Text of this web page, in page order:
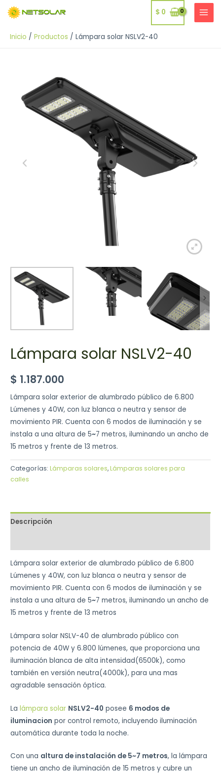
contenido
$ 0
MAIN
Inicio Productos Lámpara solar NSLV2-40
Lámpara solar NSLV2-40
$ 1.187.000
Lámpara solar exterior de alumbrado público de 6.800
Lúmenes y 40W, con luz blanca o neutra y sensor de
movimiento PIR. Cuenta con 6 modos de iluminación y se
instala a una altura de 5~7 metros, iluminando un ancho de
15 metros y frente de 13 metros.
Categorías:Lámparas solares,Lámparas solares para
calles
Descripción
Lámpara solar exterior de alumbrado público de 6.800
Lúmenes y 40W, con luz blanca o neutra y sensor de
movimiento PIR. Cuenta con 6 modos de iluminación y se
instala a una altura de 5~7 metros, iluminando un ancho de
15 metros y frente de 13 metros
Lámpara solar NSLV-40 de alumbrado público con
potencia de 40W y 6.800 lúmenes, que proporciona una
iluminación blanca de alta intensidad(6500k), como
también en versión neutra(4000k), para una mas
agradable sensación óptica.
Lalámpara solar NSLV2-40 posee 6 modos de
iluminacion por control remoto, incluyendo iluminación
automática durante toda la noche.
Con una altura de instalación de 5~7 metros, la lámpara
tiene un ancho de iluminación de 15 metros y cubre un